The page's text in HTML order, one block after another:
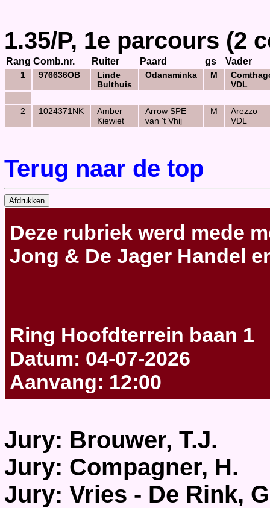
1.35/P, 1e parcours (2
Rang Comb.nr. Ruiter Paard gs Vader
1 976636OB
Linde
Bulthuis
Odanaminka M
VDL
2 1024371NK
Amber
Kiewiet
Arrow SPE
van 't Vhij
M
Arezzo
VDL
Terug naar de top
Deze rubriek werd mede
Jong & De Jager Handel
Ring Hoofdterrein baan 1
Datum: 04-07-2026
Aanvang: 12:00
Jury: Brouwer, T.J.
Jury: Compagner, H.
Jury: Vries - De Rink,